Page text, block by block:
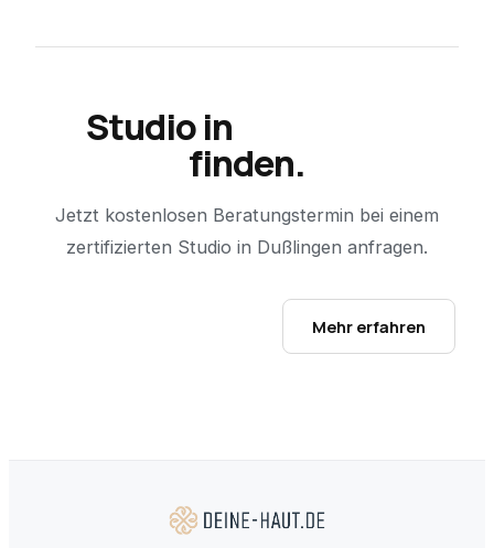
Studio in
finden.
Jetzt kostenlosen Beratungstermin bei einem
zertifizierten Studio in Dußlingen anfragen.
Mehr erfahren